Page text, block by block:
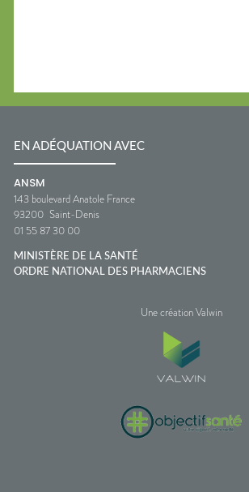
EN ADÉQUATION AVEC
ANSM
143 boulevard Anatole France
93200 Saint-Denis
01 55 87 30 00
MINISTÈRE DE LA SANTÉ
ORDRE NATIONAL DES PHARMACIENS
Une création Valwin